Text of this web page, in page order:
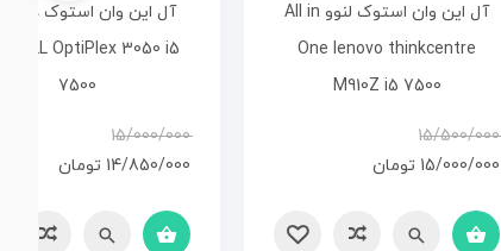
آل این وان استوک لنوو All in
One lenovo thinkcentre
M910Z i5 7500
15/500/000
15/000/000 تومان
مقایسه سریع
DELL OptiPlex 3050 i5
7500
15/000/000
14/850/000 تومان
مقایسه سریع